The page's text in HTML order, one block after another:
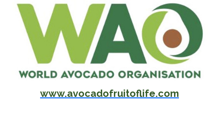
www.avocadofruitoflife.com